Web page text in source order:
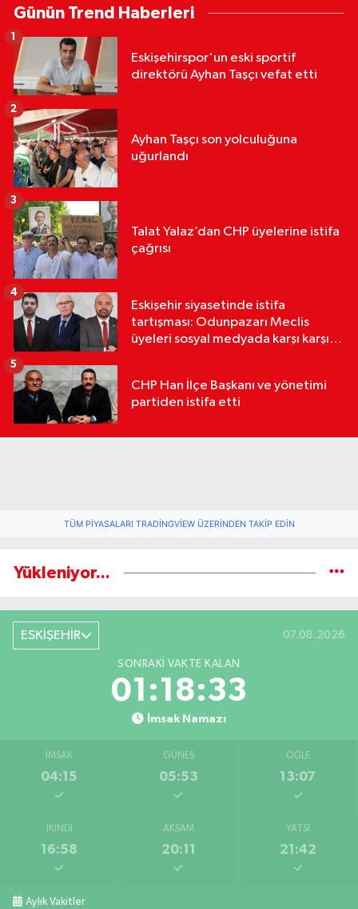
Günün Trend Haberleri
Eskişehirspor'un eski sportif
direktörü Ayhan Taşçı vefat etti
1
Ayhan Taşçı son yolculuğuna
uğurlandı
2
Talat Yalaz’dan CHP üyelerine istifa
çağrısı
3
Eskişehir siyasetinde istifa
tartışması: Odunpazarı Meclis
üyeleri sosyal medyada karşı karşıya
4
CHP Han İlçe Başkanı ve yönetimi
partiden istifa etti
5
TÜM PIYASALARI TRADINGVIEW ÜZERINDEN TAKIP EDIN
Yükleniyor...
ESKİŞEHİR 07.08.2026
SONRAKI VAKTE KALAN
01:18:32
İmsak Namazı
İMSAK
04:15
GÜNEŞ
05:53
ÖĞLE
13:07
İKINDI
16:58
AKŞAM
20:11
YATSI
21:42
Aylık Vakitler